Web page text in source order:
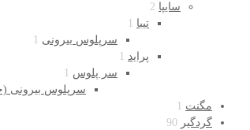
سایپا 2
تیبا 1
سرپلوس بیرونی 1
پراید 1
سر پلوس 1
سرپلوس بیرونی
مگنت 1
گردگیر 90